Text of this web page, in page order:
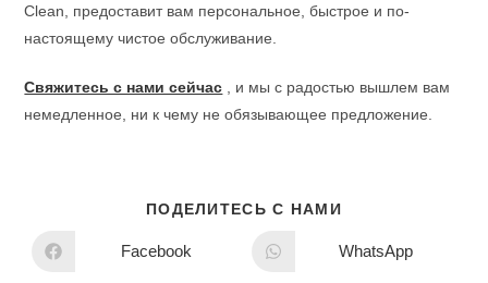
Clean, предоставит вам персональное, быстрое и по-
настоящему чистое обслуживание.
Свяжитесь с нами сейчас , и мы с радостью вышлем вам
немедленное, ни к чему не обязывающее предложение.
ПОДЕЛИТЕСЬ С НАМИ
Facebook WhatsApp